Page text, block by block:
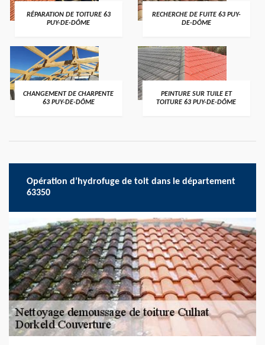
RÉPARATION DE TOITURE 63
PUY-DE-DÔME
RECHERCHE DE FUITE 63 PUY-
DE-DÔME
CHANGEMENT DE CHARPENTE
63 PUY-DE-DÔME
PEINTURE SUR TUILE ET
TOITURE 63 PUY-DE-DÔME
Opération d’hydrofuge de toit dans le département
63350